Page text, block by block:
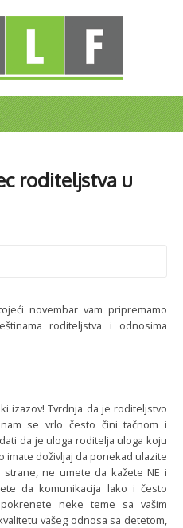
roditeljstva u
novembar vam pripremamo
roditeljstva i odnosima
izazov! Tvrdnja da je roditeljstvo
se vrlo često čini tačnom i
da je uloga roditelja uloga koju
imate doživljaj da ponekad ulazite
ne umete da kažete NE i
da komunikacija lako i često
neke teme sa vašim
vašeg odnosa sa detetom,